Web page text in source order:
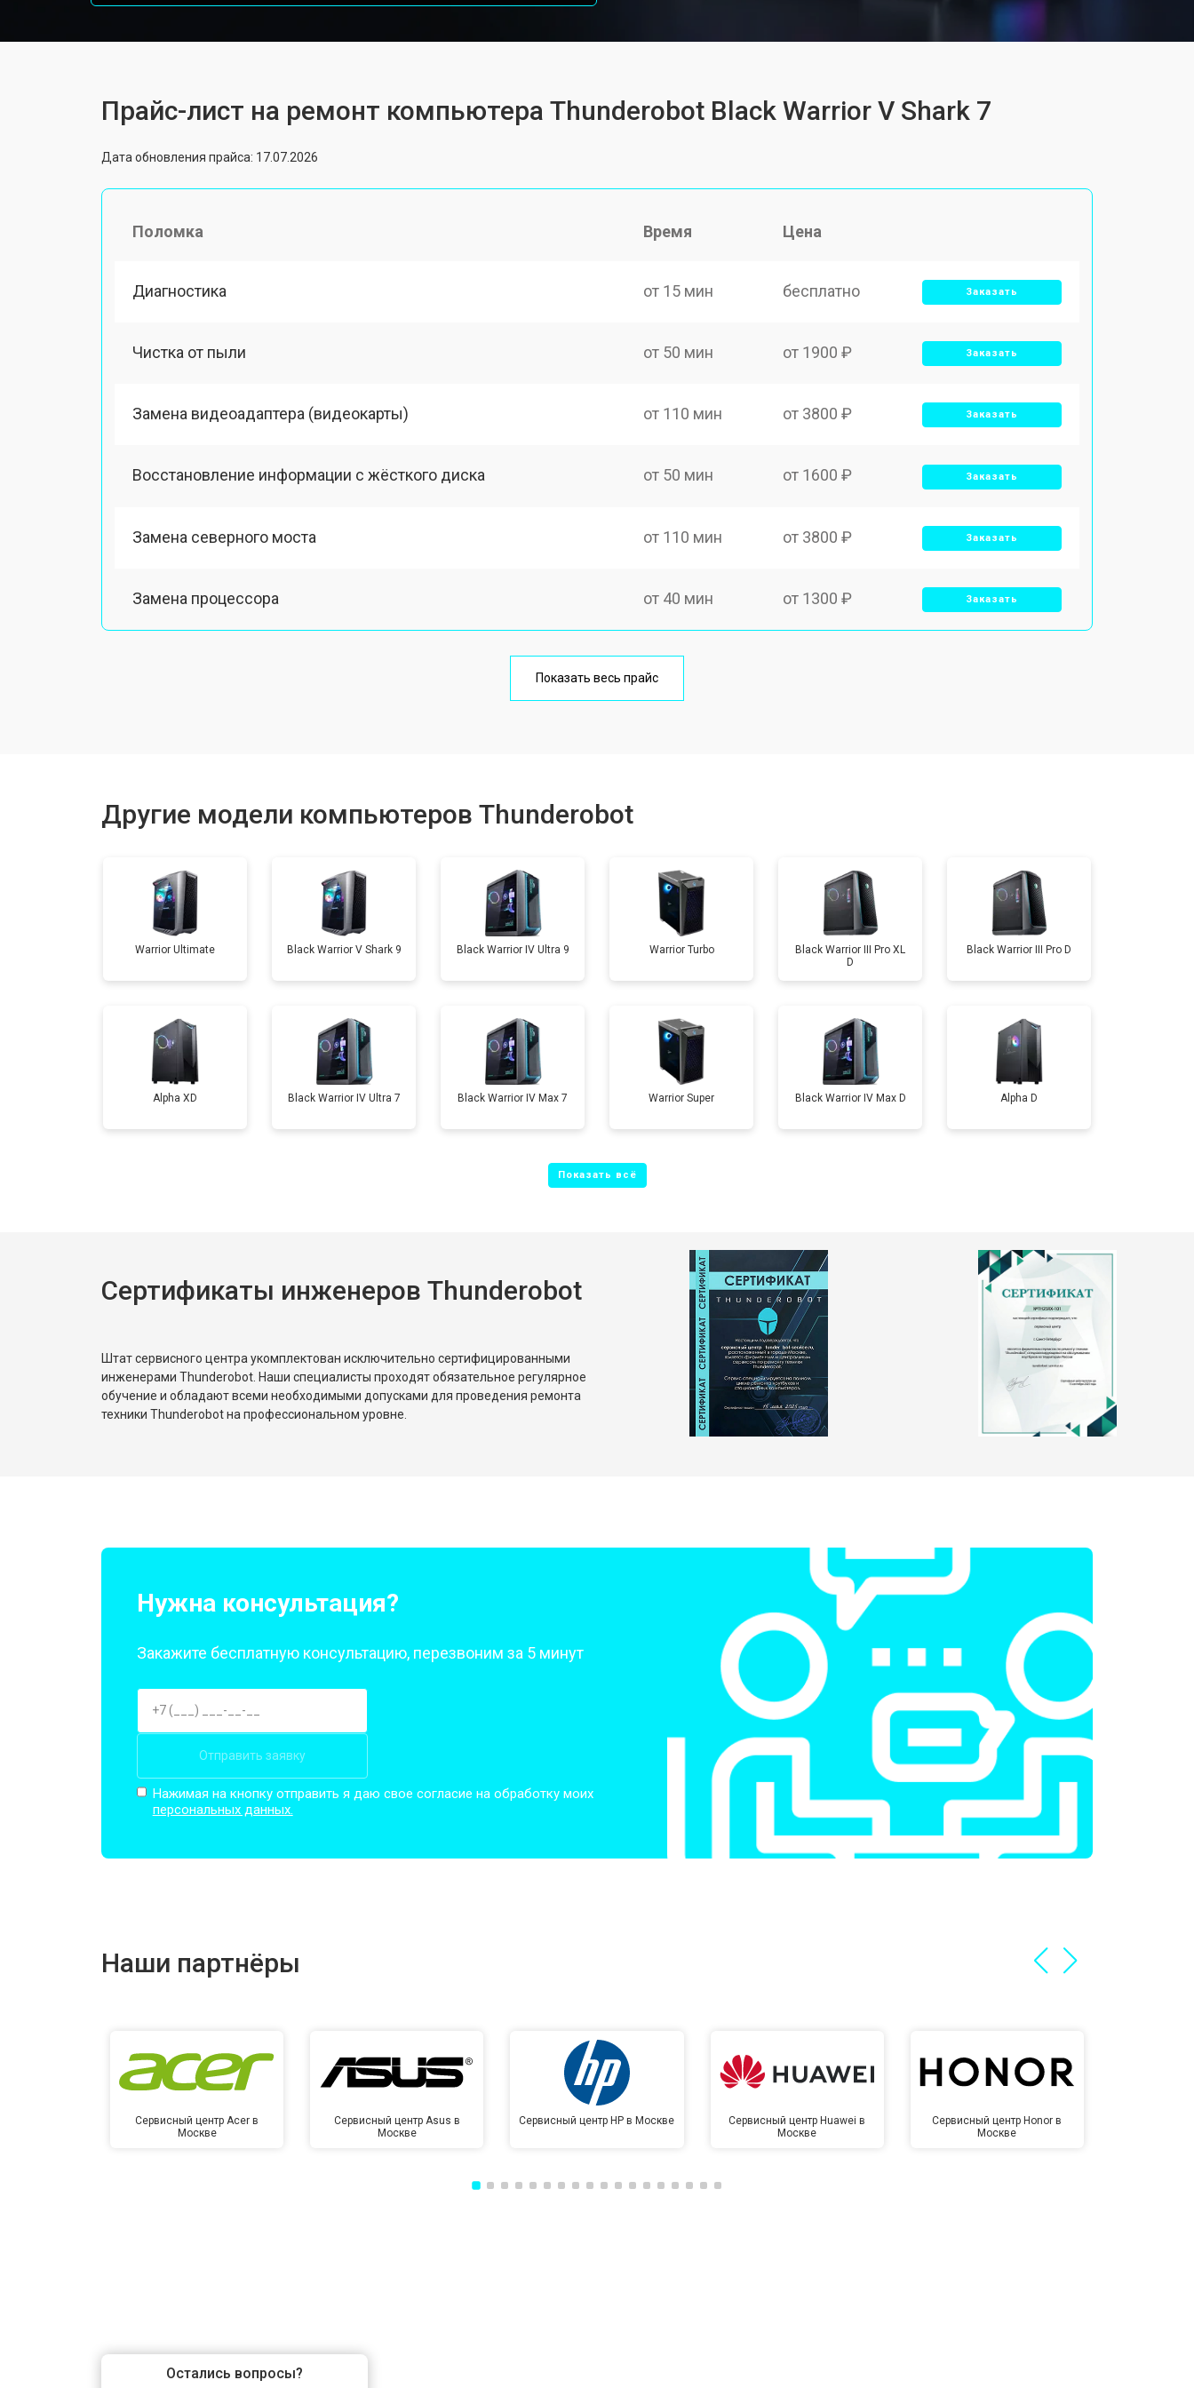
Прайс-лист на ремонт компьютера Thunderobot Black Warrior V Shark 7
Дата обновления прайса: 17.07.2026
Поломка Время Цена
Диагностика от 15 мин бесплатно Заказать
Чистка от пыли от 50 мин от 1900 ₽ Заказать
Замена видеоадаптера (видеокарты) от 110 мин от 3800 ₽ Заказать
Восстановление информации с жёсткого диска от 50 мин от 1600 ₽ Заказать
Замена северного моста от 110 мин от 3800 ₽ Заказать
Замена процессора от 40 мин от 1300 ₽ Заказать
от 50 мин
Замена материнской платы от 60 мин от 1500 ₽
от 2700 ₽
Показать весь прайс
Другие модели компьютеров Thunderobot
Warrior Ultimate Black Warrior V Shark 9 Black Warrior IV Ultra 9 Warrior Turbo
Black Warrior III Pro XL
D
Black Warrior III Pro D
Alpha XD Black Warrior IV Ultra 7 Black Warrior IV Max 7 Warrior Super Black Warrior IV Max D Alpha D
Сертификаты инженеров Thunderobot
Штат сервисного центра укомплектован исключительно сертифицированными
инженерами Thunderobot. Наши специалисты проходят обязательное регулярное
обучение и обладают всеми необходимыми допусками для проведения ремонта
техники Thunderobot на профессиональном уровне.
Нужна консультация?
Закажите бесплатную консультацию, перезвоним за 5 минут
Отправить заявку
Нажимая на кнопку отправить я даю свое согласие на обработку моих
персональных данных.
Наши партнёры
Сервисный центр Acer в
Москве
Сервисный центр Asus в
Москве
Сервисный центр HP в Москве
Сервисный центр Huawei в
Москве
Сервисный центр Honor в
Москве
Остались вопросы?